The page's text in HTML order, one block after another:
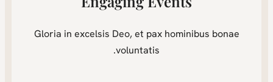
Gloria in excelsis Deo, et pax hominibus bonae
voluntatis.